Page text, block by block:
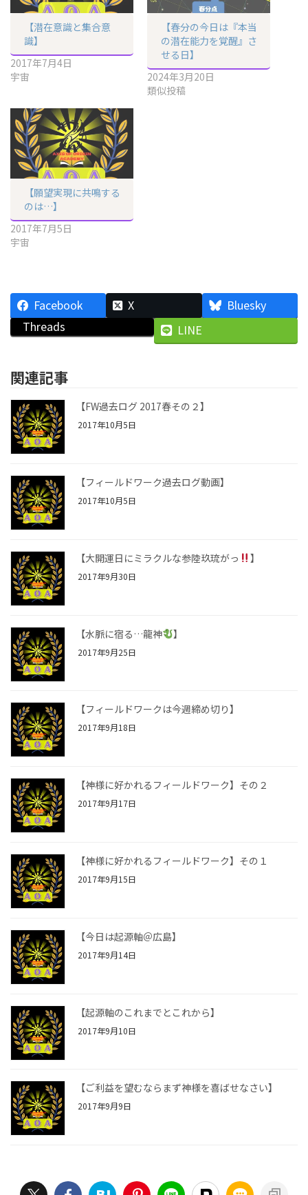
【潜在意識と集合意
識】
2017年7月4日
宇宙
【春分の今日は『本当
の潜在能力を覚醒』さ
せる日】
2024年3月20日
類似投稿
【願望実現に共鳴する
のは…】
2017年7月5日
宇宙
Facebook X
Bluesky
Threads
LINE
関連記事
【FW過去ログ 2017春その２】
2017年10月5日
【フィールドワーク過去ログ動画】
2017年10月5日
【大開運日にミラクルな参陸玖琉がっ 】
2017年9月30日
【水脈に宿る…龍神 】
2017年9月25日
【フィールドワークは今週締め切り】
2017年9月18日
【神様に好かれるフィールドワーク】その２
2017年9月17日
【神様に好かれるフィールドワーク】その１
2017年9月15日
【今日は起源軸＠広島】
2017年9月14日
【起源軸のこれまでとこれから】
2017年9月10日
【ご利益を望むならまず神様を喜ばせなさい】
2017年9月9日